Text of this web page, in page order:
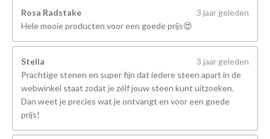
Rosa Radstake
3 jaar geleden
Hele mooie producten voor een goede prijs😍
Stella
3 jaar geleden
Prachtige stenen en super fijn dat iedere steen apart in de
webwinkel staat zodat je zélf jouw steen kunt uitzoeken.
Dan weet je precies wat je ontvangt en voor een goede
prijs!